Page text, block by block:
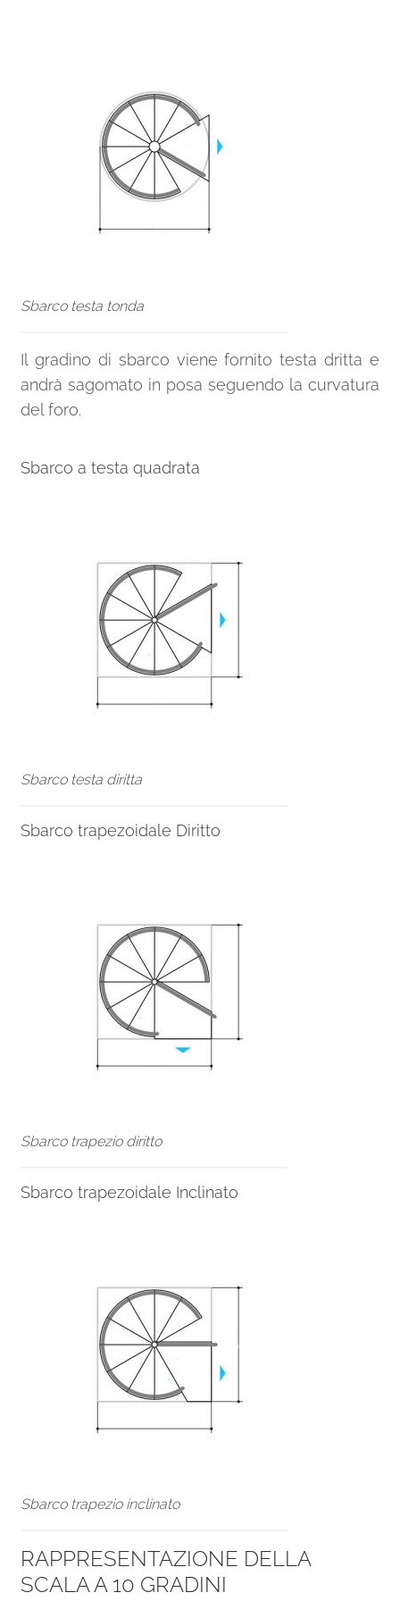
Sbarco testa tonda
Il gradino di sbarco viene fornito testa dritta e
andrà sagomato in posa seguendo la curvatura
del foro.
Sbarco a testa quadrata
Sbarco testa diritta
Sbarco trapezoidale Diritto
Sbarco trapezio diritto
Sbarco trapezoidale Inclinato
Sbarco trapezio inclinato
RAPPRESENTAZIONE DELLA
SCALA A 10 GRADINI